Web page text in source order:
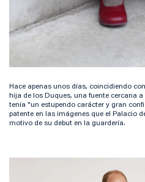
Hace apenas unos días, coincidiendo
hija de los Duques, una fuente cercana
tenía "un estupendo carácter y gran
patente en las imágenes que el Palacio
motivo de su debut en la guardería.